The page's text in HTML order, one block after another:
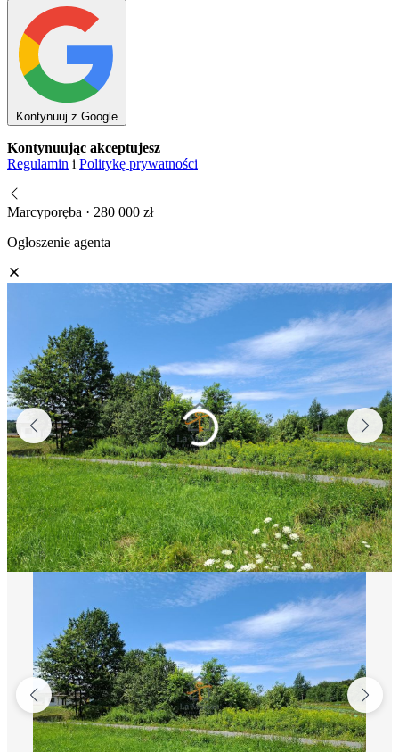
Kontynuuj z Google
Kontynuując akceptujesz
Regulamin i Politykę prywatności
Marcyporęba · 280 000 zł
Ogłoszenie agenta